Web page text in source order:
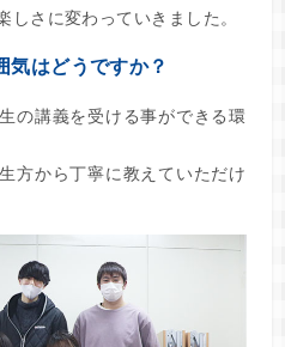
しさに変わっていきました。
気はどうですか？
の講義を受ける事ができる環
方から丁寧に教えていただけ